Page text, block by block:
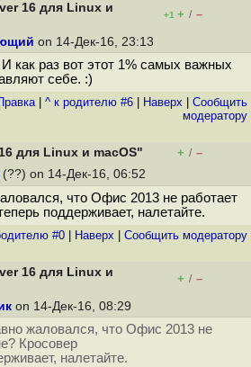
16 для Linux и
+1 + / –
on 14-Дек-16, 23:13
как раз вот этот 1% самых важных
себе. :)
| ^ к родителю #6 Наверх
Cообщить
модератору
для Linux и macOS" + / –
(??) on 14-Дек-16, 06:52
что Офис 2013 не работает
поддерживает, налетайте.
#0 Наверх Cообщить модератору
16 для Linux и
+ / –
on 14-Дек-16, 08:29
жаловался, что Офис 2013 не
Кросовер
налетайте.